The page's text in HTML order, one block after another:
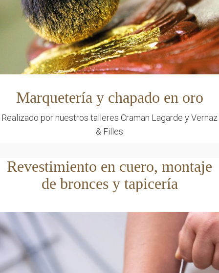
Marquetería y chapado en oro
Realizado por nuestros talleres Craman Lagarde y Vernaz
& Filles
Revestimiento en cuero, montaje
de bronces y tapicería